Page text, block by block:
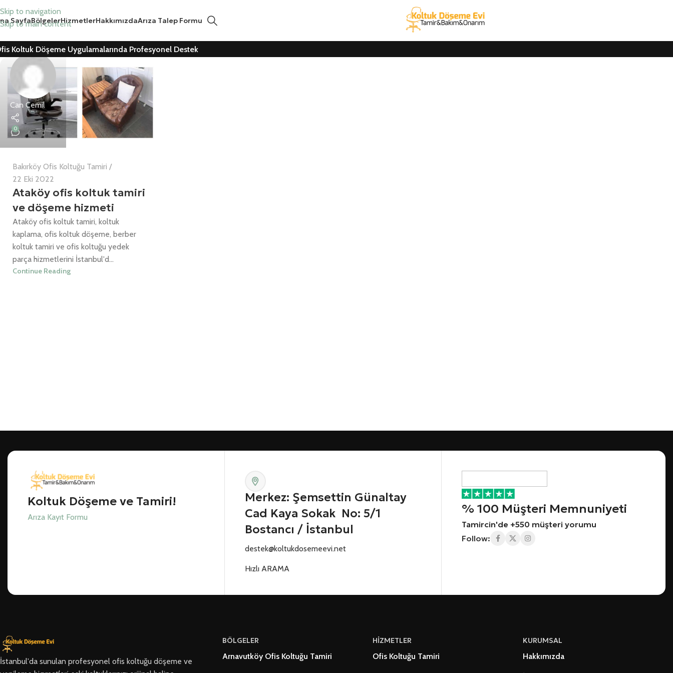
Skip to navigation
Skip to main content
SayfaBölgelerHizmetlerHakkımızdaArıza Talep Formu
Koltuk Döşeme Uygulamalarında Profesyonel Destek
Can Cemil
0
Bakırköy Ofis Koltuğu Tamiri
22 Eki 2022
Ataköy ofis koltuk tamiri
ve döşeme hizmeti
Ataköy ofis koltuk tamiri, koltuk
kaplama, ofis koltuk döşeme, berber
koltuk tamiri ve ofis koltuğu yedek
parça hizmetlerini İstanbul'd...
Continue Reading
Koltuk Döşeme ve Tamiri!
Arıza Kayıt Formu
Merkez: Şemsettin Günaltay
Cad Kaya Sokak No: 5/1
Bostancı / İstanbul
destek@koltukdosemeevi.net
Hızlı ARAMA
% 100 Müşteri Memnuniyeti
Tamircin'de +550 müşteri yorumu
Follow:
İstanbul'da sunulan profesyonel ofis koltuğu döşeme ve
BÖLGELER
Arnavutköy Ofis Koltuğu Tamiri
HİZMETLER
Ofis Koltuğu Tamiri
KURUMSAL
Hakkımızda